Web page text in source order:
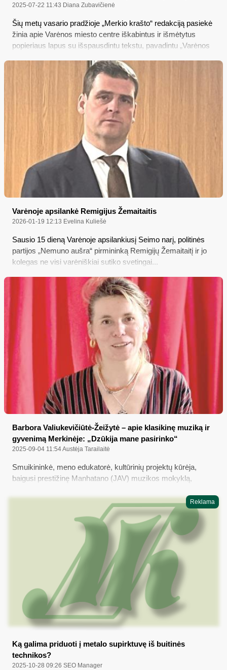
2025-07-22 11:43 Diana Zubavičienė
Šių metų vasario pradžioje „Merkio krašto“ redakciją pasiekė
žinia apie Varėnos miesto centre iškabintus ir išmėtytus
popieriaus lapus su išspausdintu tekstu, pavadintu „Varėnos
Varėnos ir Varėnos rajono berniukus“, kuriuos neva taip
išnaudojo vienas buvusios Varėnos sporto mokyklos treneris
– bei paantrašte po pavadinimu „Ateina laikas, kai daugiau
tylėti nebegalima…“
Varėnoje apsilankė Remigijus Žemaitaitis
2026-01-19 12:13 Evelina Kuliešė
Sausio 15 dieną Varėnoje apsilankiusį Seimo narį, politinės
partijos „Nemuno aušra“ pirmininką Remigijų Žemaitaitį ir jo
kolegas ne visi varėniškiai sutiko svetingai...
Barbora Valiukevičiūtė-Žeižytė – apie klasikinę muziką ir
gyvenimą Merkinėje: „Dzūkija mane pasirinko“
2025-09-04 11:54Austėja Tarailaitė
Smuikininkė, meno edukatorė, kultūrinių projektų kūrėja,
baigusi prestižinę Manhatano (JAV) muzikos mokyklą,
Niujorke, jos griežiamą muziką buvo galima išgirsti
didžiausiose pasaulio scenose; Italijos, Ekvadoro, Šri Lankos
universitetuose lankėsi kaip kviestinė dėstytoja, dėstė ir JAV
bei Palestinoje, taip pat įkūrė „Music Academy For Young
Professionals“. Apkeliavusi bene visą pasaulį ir Dzūkijoje
įsikūrusi B. Valiukevičiūtė-Žeižytė – „Koncertai Burmistrui“ bei
kitų kultūrinių renginių organizatorė, edukatorė, Merkinės
kultūros centro vadovė – šiandien džiaugiasi Merkinėje
suradusi bendraminčių, išskirtinę energiją ir naujų svajonių;
apie tai – šiame „Merkio krašto“ interviu...
Reklama
Ką galima priduoti į metalo supirktuvę iš buitinės
technikos?
2025-10-28 09:26 SEO Manager